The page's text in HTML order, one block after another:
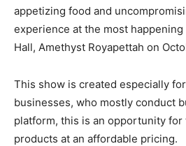
appetizing food and
experience at the most
Hall, Amethyst Royapettah on
This show is created especially
businesses, who mostly conduct
platform, this is an opportunity
products at an affordable pricing.